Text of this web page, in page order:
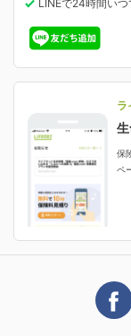
ライフネッ
ライフネット
評判・口コ
ご契約者さま
申し込みガイド
ご契約の流れと必
保険料の支払い方
就業不能保険
就業不能状態
認知症・MCI
中断したお申
お申し込み後
減額・解約
ご契約者さま向
保険金・給付金の
生命保険料控除
保険金等の支払状況
採用情報
生命保険マニフェ
ライフネット生命
ライフネット生命
よくあるご質問
資料請求
LINEで24時間いつ
ラ
保
ペ